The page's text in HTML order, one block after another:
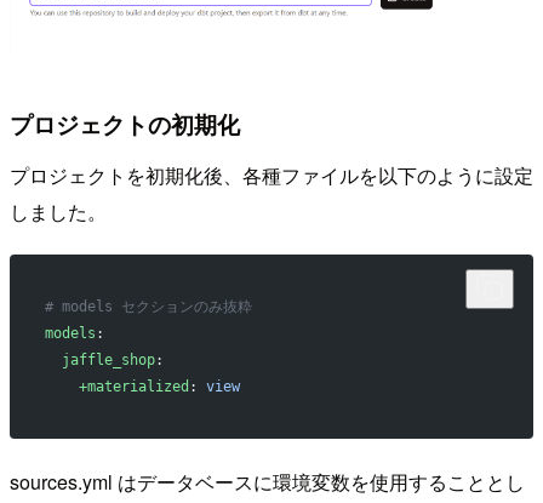
プロジェクトの初期化
プロジェクトを初期化後、各種ファイルを以下のように設定
しました。
# models セクションのみ抜粋
models :
  jaffle_shop
:
    +materialized
: view
sources.yml はデータベースに環境変数を使用することとし